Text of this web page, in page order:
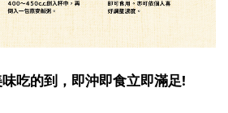
吃的到，即沖即食立即滿足!